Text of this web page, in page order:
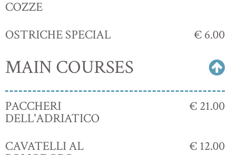
COZZE
OSTRICHE SPECIAL € 6.00
MAIN COURSES
PACCHERI
DELL'ADRIATICO
€ 21.00
CAVATELLI AL € 12.00